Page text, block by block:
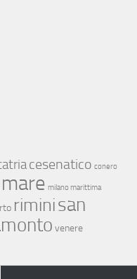
cesenatico conero
mare milano marittima
riminisan
venere